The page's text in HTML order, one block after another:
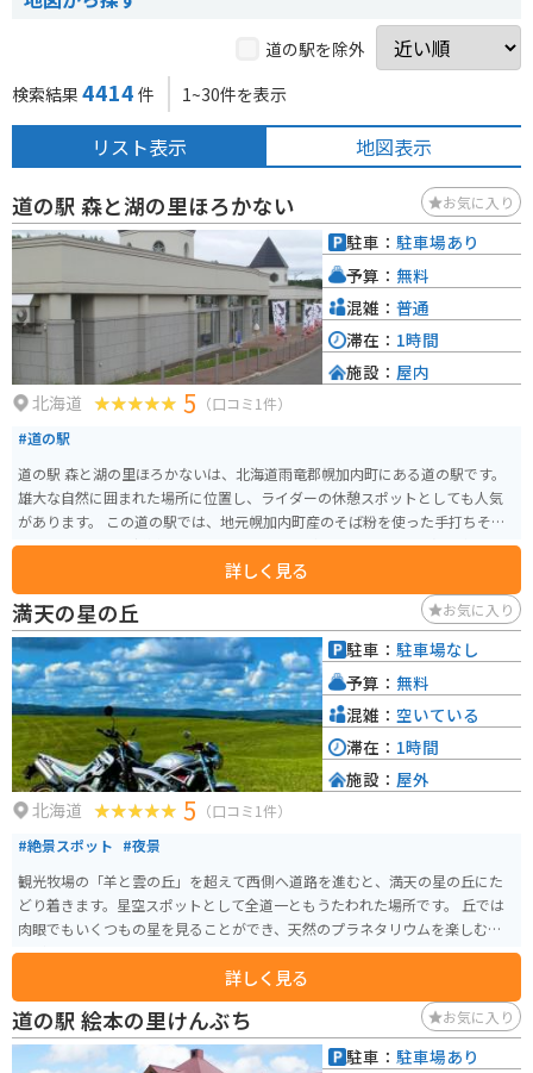
道の駅を除外
検索結果 4414 件 1~30件を表示
リスト表示 地図表示
道の駅 森と湖の里ほろかない お気に入り
北海道 5 （口コミ1件）
#道の駅
道の駅 森と湖の里ほろかないは、北海道雨竜郡幌加内町にある道の駅です。
雄大な自然に囲まれた場所に位置し、ライダーの休憩スポットとしても人気
があります。 この道の駅では、地元幌加内町産のそば粉を使った手打ちそば
や、地元でとれた新鮮な農産物を味わうことができます。特に、幌加内町は
日本一のそばの生産量を誇る町として知られており、風味豊かなそばは絶品
です。お土産にそばを購入することもできます。 また、道の駅の隣には「幌
加内町森林公園」が広がっており、パークゴルフ場やキャンプ場、テニスコ
ートなどを楽しむことができます。自然豊かな公園内を散策するのもおすす
めです。 バイクで訪れる際には、駐車場も広く、休憩 facilities も充実してい
るので安心です。周辺には、朱鞠内湖や天塩川などの景勝地もあり、ツーリ
ングの拠点としても最適です。
詳しく見る
駐車： 駐車場あり
予算： 無料
混雑： 普通
滞在： 1時間
施設： 屋内
満天の星の丘 お気に入り
北海道 5 （口コミ1件）
#絶景スポット #夜景
観光牧場の「羊と雲の丘」を超えて西側へ道路を進むと、満天の星の丘にた
どり着きます。星空スポットとして全道一ともうたわれた場所です。 丘では
肉眼でもいくつもの星を見ることができ、天然のプラネタリウムを楽しむこ
とができます。
詳しく見る
駐車： 駐車場なし
予算： 無料
混雑： 空いている
滞在： 1時間
施設： 屋外
道の駅 絵本の里けんぶち お気に入り
駐車： 駐車場あり